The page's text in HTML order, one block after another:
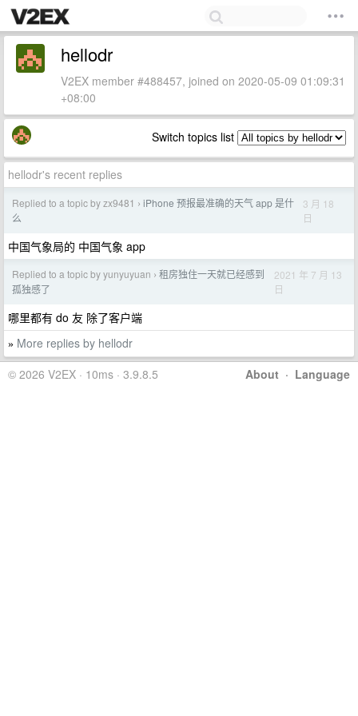
hellodr
V2EX member #488457, joined on 2020-05-09 01:09:31
+08:00
Switch topics list
hellodr's recent replies
Replied to a topic by zx9481 › iPhone 预报最准确的天气 app 是什
么
3 月 18
日
中国气象局的 中国气象 app
Replied to a topic by yunyuyuan › 租房独住一天就已经感到
孤独感了
2021 年 7 月 13
日
哪里都有 do 友 除了客户端
» More replies by hellodr
About · Language
© 2026 V2EX · 10ms · 3.9.8.5